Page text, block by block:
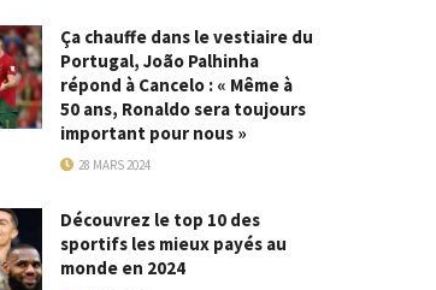
Ça chauffe dans le vestiaire du
Portugal, João Palhinha
répond à Cancelo : « Même à
50 ans, Ronaldo sera toujours
important pour nous »
28 MARS 2024
Découvrez le top 10 des
sportifs les mieux payés au
monde en 2024